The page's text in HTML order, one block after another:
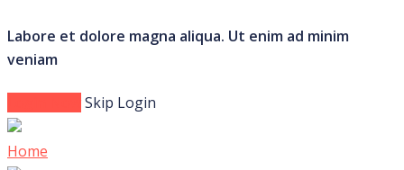
Labore et dolore magna aliqua. Ut enim ad minim
veniam
Skip Login
Home